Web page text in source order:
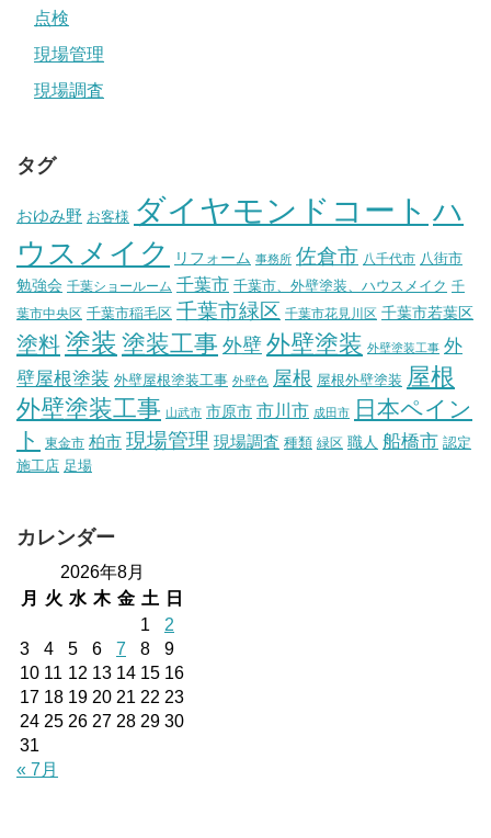
点検
現場管理
現場調査
タグ
おゆみ野 お客様 ダイヤモンドコート ハ
ウスメイク
リフォーム 事務所 佐倉市 八千代市 八街市
勉強会 千葉ショールーム 千葉市 千葉市、外壁塗装、ハウスメイク 千
葉市中央区 千葉市稲毛区 千葉市緑区 千葉市花見川区 千葉市若葉区
塗料塗装 塗装工事 外壁 外壁塗装 外壁塗装工事 外
壁屋根塗装 外壁屋根塗装工事 外壁色 屋根 屋根外壁塗装 屋根
外壁塗装工事 山武市 市原市 市川市 成田市
日本ペイン
ト
東金市 柏市 現場管理 現場調査 種類 緑区 職人 船橋市 認定
施工店 足場
カレンダー
2026年8月
月
火 水 木 金 土
日
1
2
3
4 5 6 7 8
9
10 11 12 13 14 15 16
17 18 19 20 21 22 23
24 25 26 27 28 29 30
31
« 7月